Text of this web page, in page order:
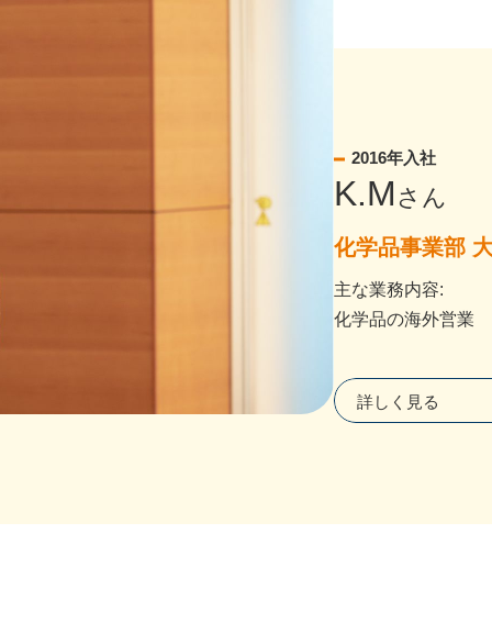
2016年入社
K.M さん
化学品事業部
主な業務内容:
化学品の海外営業
詳しく見る